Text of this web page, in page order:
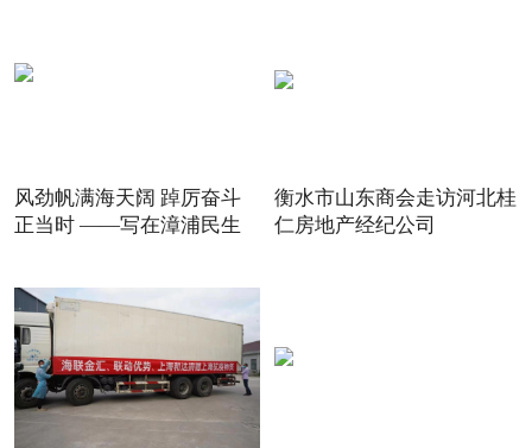
风劲帆满海天阔 踔厉奋斗
正当时 ——写在漳浦民生
衡水市山东商会走访河北桂
仁房地产经纪公司